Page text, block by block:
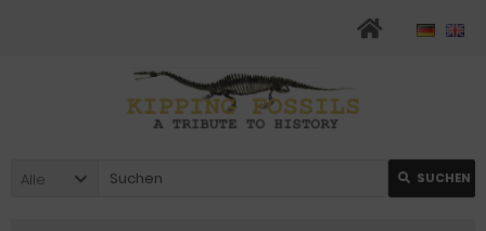
Alle SUCHEN